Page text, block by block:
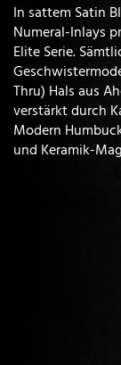
In sattem Satin
Numeral-Inlays
Elite Serie.
Thru) Hals aus
verstärkt durch
Modern
und Keramik-